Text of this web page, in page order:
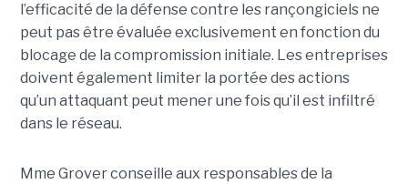
l’efficacité de la défense contre les rançongiciels ne
peut pas être évaluée exclusivement en fonction du
blocage de la compromission initiale. Les entreprises
doivent également limiter la portée des actions
qu’un attaquant peut mener une fois qu’il est infiltré
dans le réseau.
Mme Grover conseille aux responsables de la